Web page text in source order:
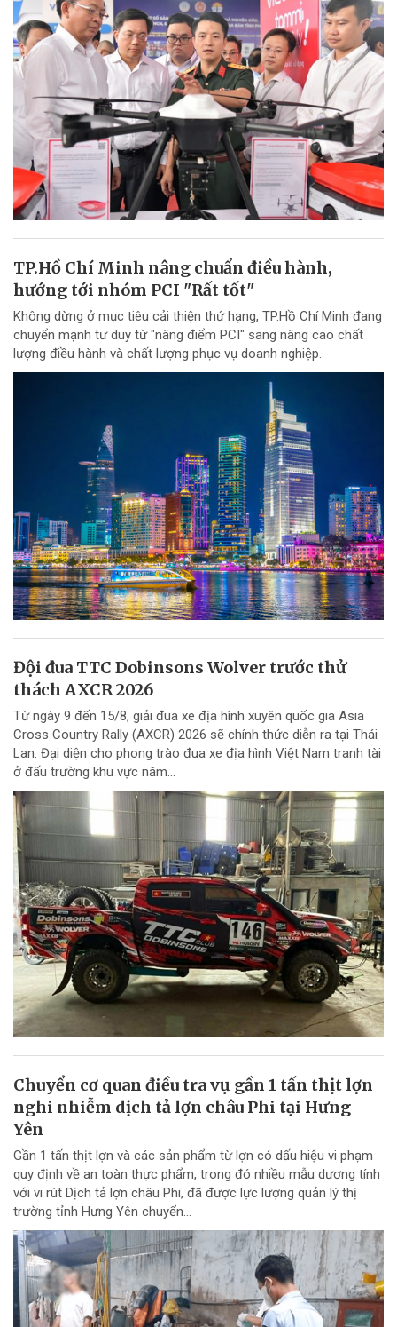
TP.Hồ Chí Minh nâng chuẩn điều hành,
hướng tới nhóm PCI "Rất tốt"
Không dừng ở mục tiêu cải thiện thứ hạng, TP.Hồ Chí Minh đang
chuyển mạnh tư duy từ "nâng điểm PCI" sang nâng cao chất
lượng điều hành và chất lượng phục vụ doanh nghiệp.
Đội đua TTC Dobinsons Wolver trước thử
thách AXCR 2026
Từ ngày 9 đến 15/8, giải đua xe địa hình xuyên quốc gia Asia
Cross Country Rally (AXCR) 2026 sẽ chính thức diễn ra tại Thái
Lan. Đại diện cho phong trào đua xe địa hình Việt Nam tranh tài
ở đấu trường khu vực năm...
Chuyển cơ quan điều tra vụ gần 1 tấn thịt lợn
nghi nhiễm dịch tả lợn châu Phi tại Hưng
Yên
Gần 1 tấn thịt lợn và các sản phẩm từ lợn có dấu hiệu vi phạm
quy định về an toàn thực phẩm, trong đó nhiều mẫu dương tính
với vi rút Dịch tả lợn châu Phi, đã được lực lượng quản lý thị
trường tỉnh Hưng Yên chuyển...